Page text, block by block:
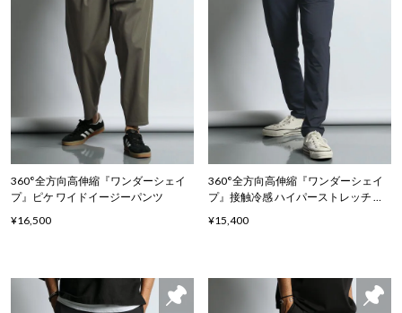
360°全方向高伸縮『ワンダーシェイ
プ』ピケ ワイドイージーパンツ
¥16,500
360°全方向高伸縮『ワンダーシェイ
プ』接触冷感 ハイパーストレッチ ア
¥15,400